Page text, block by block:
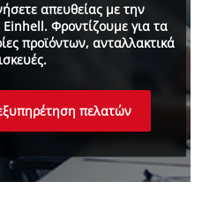
απευθείας με την
Φροντίζουμε για τα
προϊόντων, ανταλλακτικά
πελατών